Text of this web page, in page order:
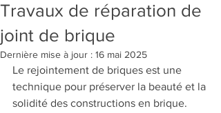
Travaux de réparation de
joint de brique
Dernière mise à jour : 16 mai 2025
Le rejointement de briques est une
technique pour préserver la beauté et la
solidité des constructions en brique.